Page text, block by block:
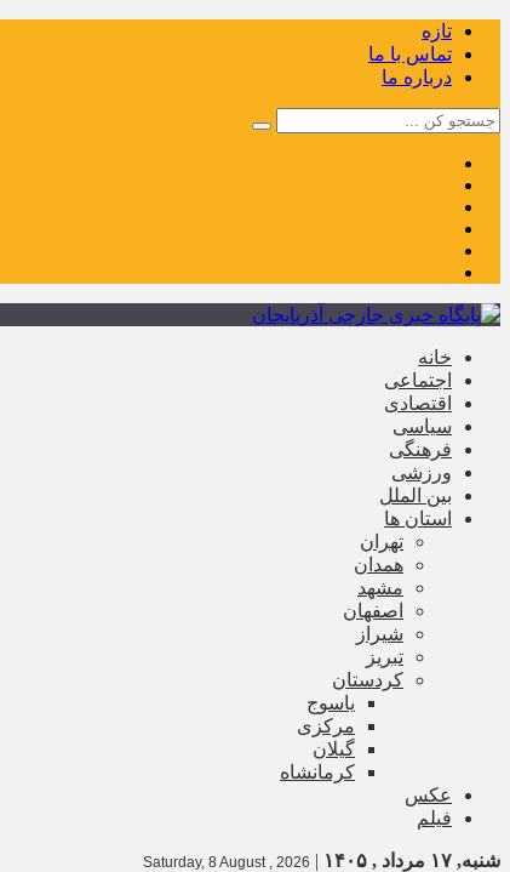
تازه
تماس با ما
درباره ما
خانه
اجتماعی
اقتصادی
سیاسی
فرهنگی
ورزشی
بین الملل
استان ها
تهران
همدان
مشهد
اصفهان
شیراز
تبریز
کردستان
یاسوج
مرکزی
گیلان
کرمانشاه
عکس
فیلم
شنبه, ۱۷ مرداد , ۱۴۰۵ |
Saturday, 8 August , 2026